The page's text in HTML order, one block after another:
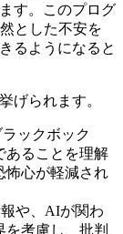
す。このプログ
とした不安を
るようになると
げられます。
ックボック
あることを理解
怖心が軽減され
や、AIが関わ
考慮し、批判